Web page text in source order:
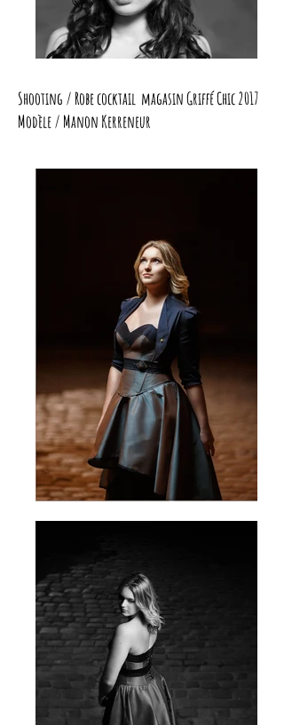
Shooting / Robe cocktail magasin Griffé Chic 2017
Modèle / Manon Kerreneur